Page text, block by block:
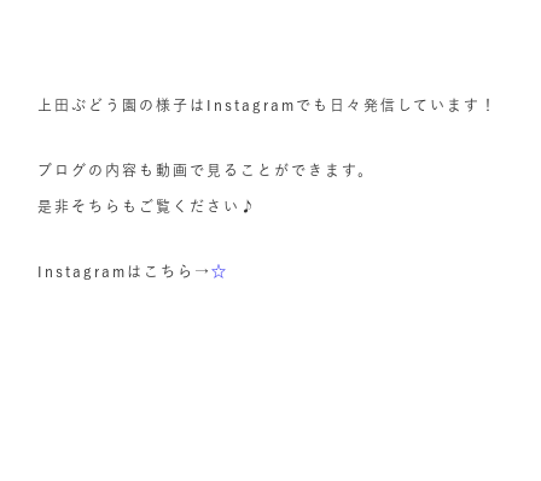
上田ぶどう園の様子はInstagramでも日々発信しています！
ブログの内容も動画で見ることができます。
是非そちらもご覧ください♪
Instagramはこちら→☆